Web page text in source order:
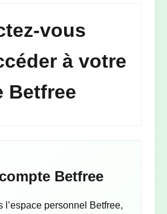
vous
à votre
Betfree
Betfree
l’espace personnel Betfree,